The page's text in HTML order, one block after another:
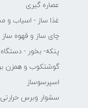
عصاره گیری
غذا ساز - اسیاب و
چای ساز و قهوه ساز
پنکه- بخور -
گوشتکوب و همزن
اسپرسوساز
سشوار وبرس حرارتی